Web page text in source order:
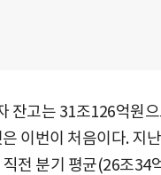
잔고는 31조126억원
이번이 처음이다. 지
전 분기 평균(26조34